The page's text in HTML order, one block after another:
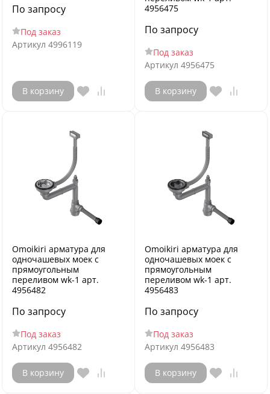
По запросу
Под заказ
Артикул 4996119
В корзину
4956475
По запросу
Под заказ
Артикул 4956475
В корзину
Omoikiri арматура для
одночашевых моек с
прямоугольным
переливом wk-1 арт.
4956482
По запросу
Под заказ
Артикул 4956482
В корзину
Omoikiri арматура для
одночашевых моек с
прямоугольным
переливом wk-1 арт.
4956483
По запросу
Под заказ
Артикул 4956483
В корзину